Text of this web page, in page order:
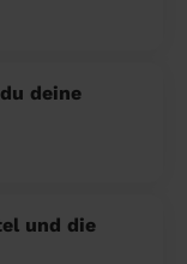
deine
und die